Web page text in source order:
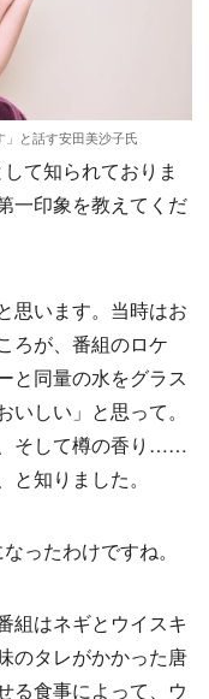
」と話す安田美沙子氏
て知られておりま
一印象を教えてくだ
思います。当時はお
ろが、番組のロケ
と同量の水をグラス
しい」と思って。
そして樽の香り……
知りました。
ったわけですね。
組はネギとウイスキ
のタレがかかった唐
る食事によって、ウ